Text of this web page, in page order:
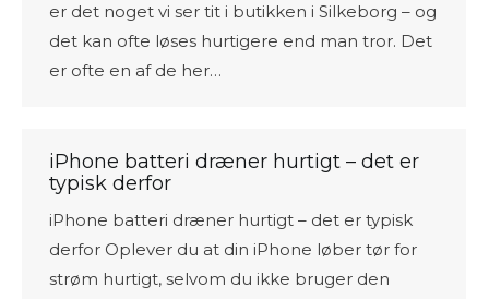
er det noget vi ser tit i butikken i Silkeborg – og
det kan ofte løses hurtigere end man tror. Det
er ofte en af de her…
iPhone batteri dræner hurtigt – det er
typisk derfor
iPhone batteri dræner hurtigt – det er typisk
derfor Oplever du at din iPhone løber tør for
strøm hurtigt, selvom du ikke bruger den